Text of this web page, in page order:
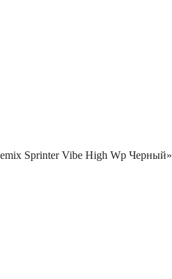
Sprinter Vibe High Wp Черный»